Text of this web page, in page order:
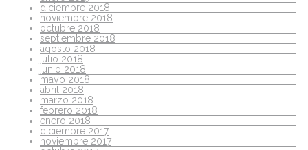
diciembre 2018
noviembre 2018
octubre 2018
septiembre 2018
agosto 2018
julio 2018
junio 2018
mayo 2018
abril 2018
marzo 2018
febrero 2018
enero 2018
diciembre 2017
noviembre 2017